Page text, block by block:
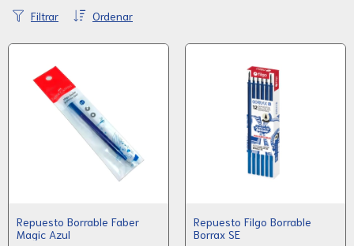
Ordenar
Filtrar
Repuesto Borrable Faber
Magic Azul
Repuesto Filgo Borrable
Borrax SE